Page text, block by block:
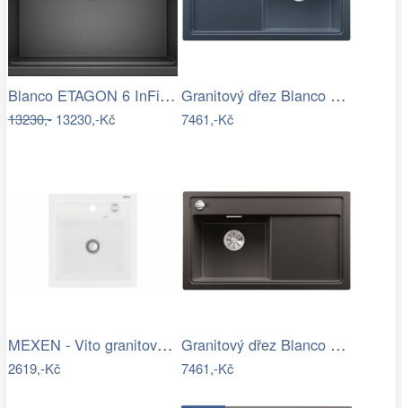
Blanco ETAGON 6 InFino Silgranit…
13230,-13230,-Kč
Granitový dřez Blanco ZENAR 45 S InFino…
7461,-Kč
MEXEN - Vito granitový dřez 1 520x490…
2619,-Kč
Granitový dřez Blanco ZENAR 45 S InFino…
7461,-Kč